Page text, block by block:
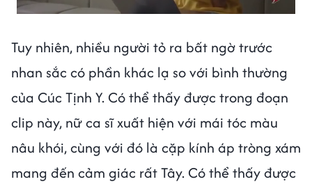
Tuy nhiên, nhiều người tỏ ra bất ngờ trước
nhan sắc có phần khác lạ so với bình thường
của Cúc Tịnh Y. Có thể thấy được trong đoạn
clip này, nữ ca sĩ xuất hiện với mái tóc màu
nâu khói, cùng với đó là cặp kính áp tròng xám
mang đến cảm giác rất Tây. Có thể thấy được